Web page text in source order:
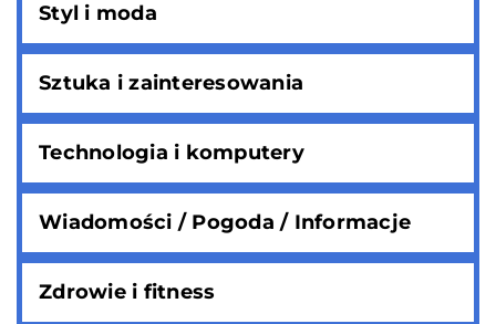
Styl i moda
Sztuka i zainteresowania
Technologia i komputery
Wiadomości / Pogoda / Informacje
Zdrowie i fitness